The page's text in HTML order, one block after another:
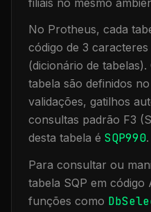
filiais no mesmo
No Protheus, cada
código de 3
(dicionário de
tabela são definidos no
validações, gatilhos
consultas padrão F3
desta tabela é SQP990.
Para consultar ou
tabela SQP em código
funções como